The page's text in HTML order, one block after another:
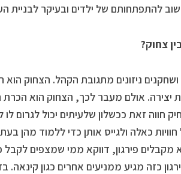
חשוב להתפתחותם של ילדים ובעיקר
צחוק?
ניזונים מתגובת הקהל. הצחוק
יצירה. אולם מעבר לכך, הצחוק הוא
חווה זאת ככשלון שלעיתים יכול לגרום לו
כאלה ולגייס אותן כדי ללמוד מהן
פירגון, דווקא ממי שמצפים לקבל
כזה מגיע ממניעים אחרים כגון קינאה.